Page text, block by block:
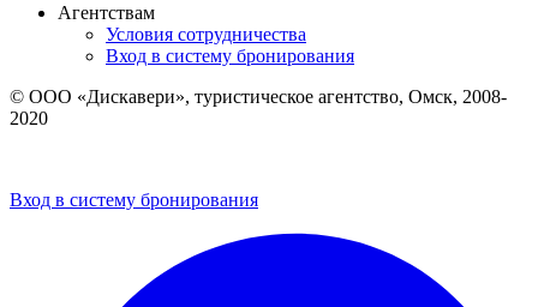
Агентствам
Условия сотрудничества
Вход в систему бронирования
© ООО «Дискавери», туристическое агентство, Омск, 2008-
2020
Вход в систему бронирования